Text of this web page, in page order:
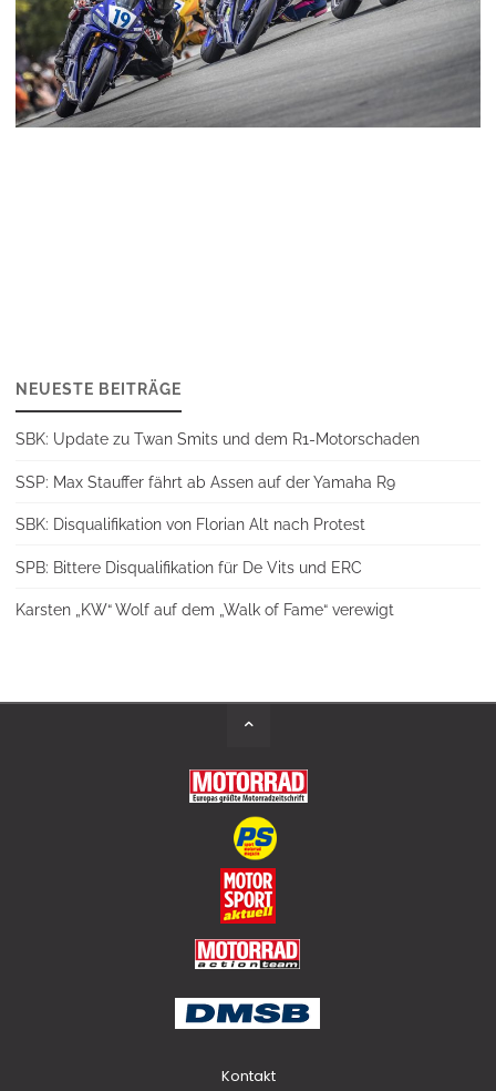
NEUESTE BEITRÄGE
SBK: Update zu Twan Smits und dem R1-Motorschaden
SSP: Max Stauffer fährt ab Assen auf der Yamaha R9
SBK: Disqualifikation von Florian Alt nach Protest
SPB: Bittere Disqualifikation für De Vits und ERC
Karsten „KW“ Wolf auf dem „Walk of Fame“ verewigt
Kontakt
Back